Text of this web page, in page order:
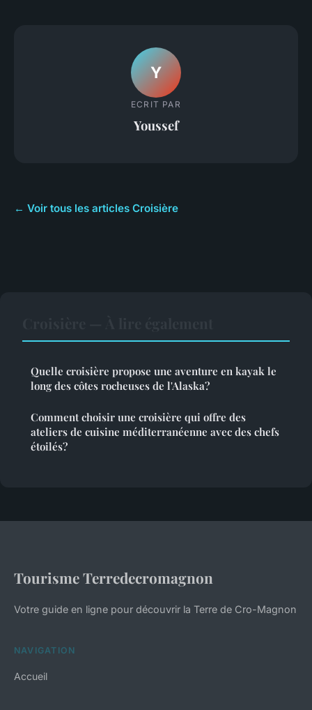
Y
ECRIT PAR
Youssef
← Voir tous les articles Croisière
Quelle croisière propose une aventure en kayak le
long des côtes rocheuses de l'Alaska?
Comment choisir une croisière qui offre des
ateliers de cuisine méditerranéenne avec des chefs
étoilés?
Tourisme Terredecromagnon
Votre guide en ligne pour découvrir la Terre de Cro-Magnon
NAVIGATION
Accueil